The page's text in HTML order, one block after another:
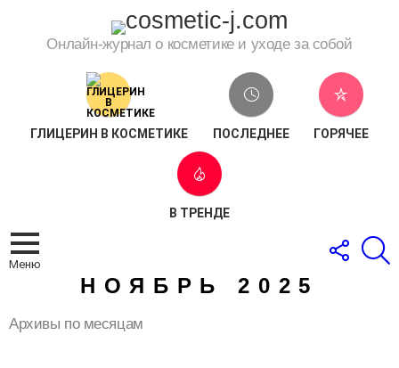
Онлайн-журнал о косметике и уходе за собой
ГЛИЦЕРИН В КОСМЕТИКЕ ПОСЛЕДНЕЕ ГОРЯЧЕЕ
В ТРЕНДЕ
Меню
ЗА
НОЯБРЬ 2025
Архивы по месяцам